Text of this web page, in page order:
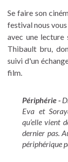
Se faire son
festival nous
avec une lecture
Thibault bru,
suivi d'un
film.
Périphérie -
Eva et
qu’elle vient
dernier pas.
périphérique